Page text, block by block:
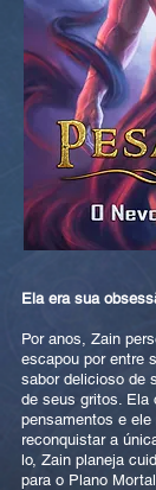
Ela era sua
Por anos, Zain
escapou por entre
sabor delicioso de
de seus gritos. Ela
pensamentos e
reconquistar a
lo, Zain planeja
para o Plano